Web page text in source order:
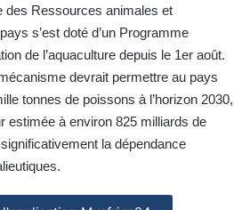
des Ressources animales et
s’est doté d’un Programme
de l’aquaculture depuis le 1er août.
devrait permettre au pays
tonnes de poissons à l’horizon 2030,
estimée à environ 825 milliards de
la dépendance